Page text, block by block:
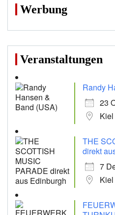
Werbung
Veranstaltungen
Randy
23
Kiel
THE
direkt
7
Kiel